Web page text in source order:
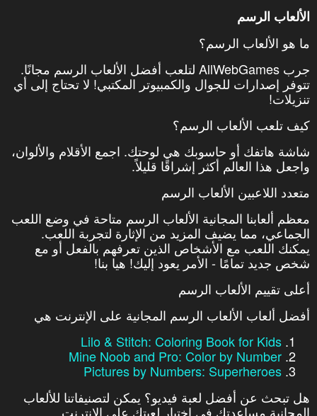
الألعاب الرسم
ما هو الألعاب الرسم؟
جرب AllWebGames لتلعب أفضل الألعاب الرسم مجانًا.
تتوفر إصدارات للجوال والكمبيوتر المكتبي! لا تحتاج إلى أي
تنزيلات!
كيف تلعب الألعاب الرسم؟
شاشة هاتفك أو حاسوبك هي لوحتك. اجمع الأقلام والألوان،
واجعل هذا العالم أكثر إشراقًا قليلاً.
متعدد اللاعبين الألعاب الرسم
معظم ألعابنا المجانية الألعاب الرسم متاحة في وضع اللعب
الجماعي، مما يضيف المزيد من الإثارة لتجربة اللعب.
يمكنك اللعب مع الأشخاص الذين تعرفهم بالفعل أو مع
شخص جديد تمامًا - الأمر يعود إليك! هيا بنا!
أعلى تقييم الألعاب الرسم
أفضل ألعاب الألعاب الرسم المجانية على الإنترنت هي
Lilo & Stitch: Coloring Book for Kids
Mine Noob and Pro: Color by Number
Pictures by Numbers: Superheroes
هل تبحث عن أفضل لعبة فيديو؟ يمكن لتصنيفاتنا للألعاب
المجانية مساعدتك في اختيار لعبتك على الإنترنت